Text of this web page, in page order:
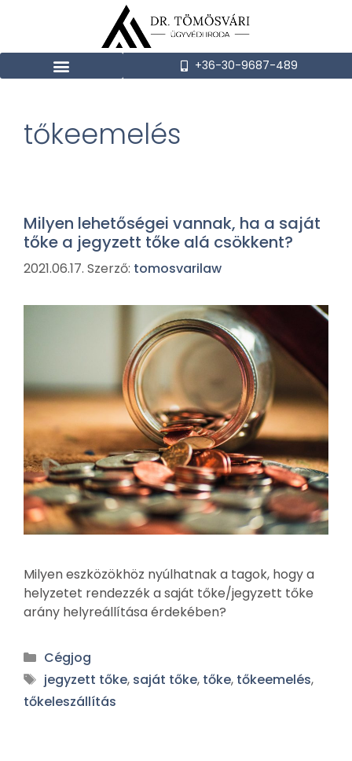
+36-30-9687-489
tőkeemelés
Milyen lehetőségei vannak, ha a saját
tőke a jegyzett tőke alá csökkent?
2021.06.17. Szerző: tomosvarilaw
Milyen eszközökhöz nyúlhatnak a tagok, hogy a
helyzetet rendezzék a saját tőke/jegyzett tőke
arány helyreállítása érdekében?
Cégjog
jegyzett tőke, saját tőke, tőke, tőkeemelés,
tőkeleszállítás